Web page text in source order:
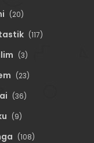
(20)
(117)
(3)
(23)
(36)
(9)
(108)